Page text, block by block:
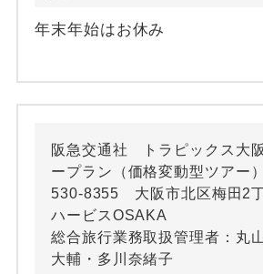
年末年始はお休み
阪急交通社 トラピックス大
ープラン（価格変動型ツアー）
530-8355 大阪市北区梅田2
ハービスOSAKA
総合旅行業務取扱管理者：丸
大輔・多川奈緒子